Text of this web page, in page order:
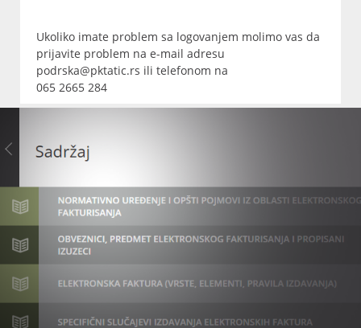
Ukoliko imate problem sa logovanjem molimo vas da
prijavite problem na e-mail adresu
podrska@pktatic.rs ili telefonom na
065 2665 284